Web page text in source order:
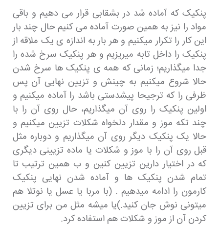
پنکیک که آماده شد در بشقابی قرار می دهیم و باقی
مواد را نیز به همین صورت آماده می کنیم حال چند بار
این کار را تکرار میکنیم و هر بار به اندازه ی یک ملاقه از
پنکیک را داخل تابه میریزیم و هر پنکیک سرخ شده را
جدا میگذاریم؛ زمانی که همه ی پنکیک ها سرخ شدن
حالا شروع میکنیم به چینش و تزیین نهایی آن پس
ظرفی را که ترجیحا پیشدستی باشد را آماده میکنیم و
اولین پنکیک را روی آن میگذاریم، حال روی آن را با
چند تکه موز و مقدار دلخواه شکلات تزیین میکنیم و
حالا یک پنکیک دیگر روی آن میگذاریم و دوباره مثل
قبل روی آن را با موز و شکلات یا ماده تزیینی دیگری
که در اختیار دارین تزیین کنین و ب همین ترتیب تا
تمام شدن پنکیک ها و آماده شدن نهایی پنکیک
کارمون را ادامه میدهیم . (با مربا یا عسل یا نوتلا هم
میتونی نوش جان کنید.)یا میشه مثل من برای تزیین
کردن آن از موز و شکلات هم استفاده کرد.